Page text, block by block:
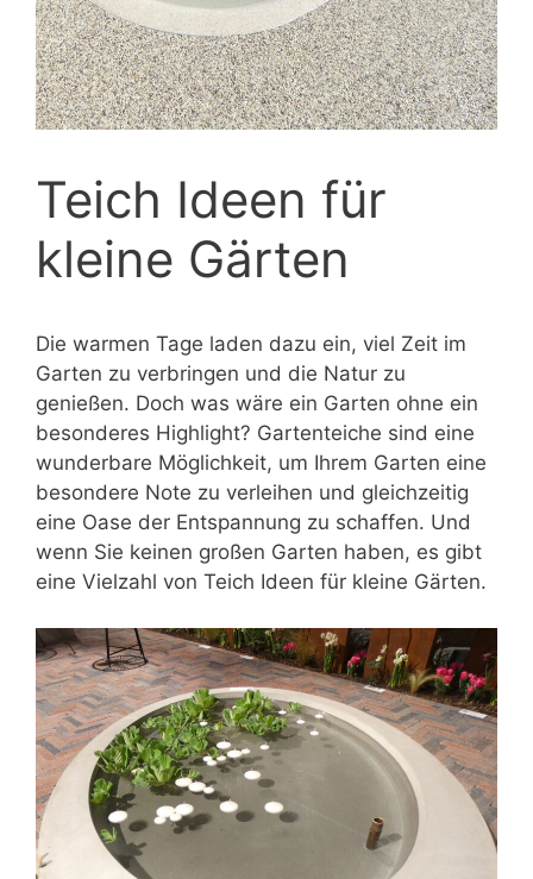
Teich Ideen für
kleine Gärten
Die warmen Tage laden dazu ein, viel Zeit im
Garten zu verbringen und die Natur zu
genießen. Doch was wäre ein Garten ohne ein
besonderes Highlight? Gartenteiche sind eine
wunderbare Möglichkeit, um Ihrem Garten eine
besondere Note zu verleihen und gleichzeitig
eine Oase der Entspannung zu schaffen. Und
wenn Sie keinen großen Garten haben, es gibt
eine Vielzahl von Teich Ideen für kleine Gärten.